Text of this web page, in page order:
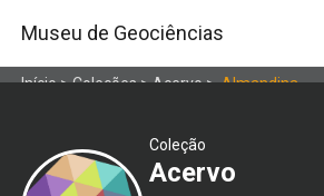
Museu de Geociências
Início>Coleções>Acervo>Almandina
Coleção
Acervo